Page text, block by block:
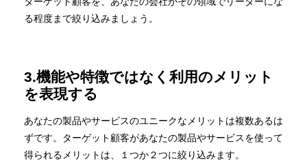
る程度まで絞り込みましょう。
3.機能や特徴ではなく利用のメリット
を表現する
あなたの製品やサービスのユニークなメリットは複数あるは
ずです。ターゲット顧客があなたの製品やサービスを使って
得られるメリットは、１つか２つに絞り込みます。